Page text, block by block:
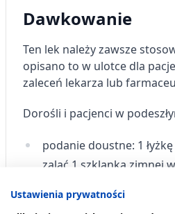
Dawkowanie
Ten lek należy zawsze
opisano to w ulotce dla
zaleceń lekarza lub
Dorośli i pacjenci w
podanie doustne: 1
zalać 1 szklanką zimnej
przykryciem przez ok. 5
Ustawienia prywatności